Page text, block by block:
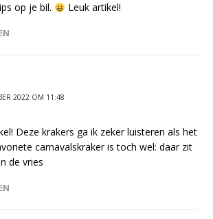
op je bil.
Leuk artikel!
2022 OM 11:48
Deze krakers ga ik zeker luisteren als het
carnavalskraker is toch wel: daar zit
de vries